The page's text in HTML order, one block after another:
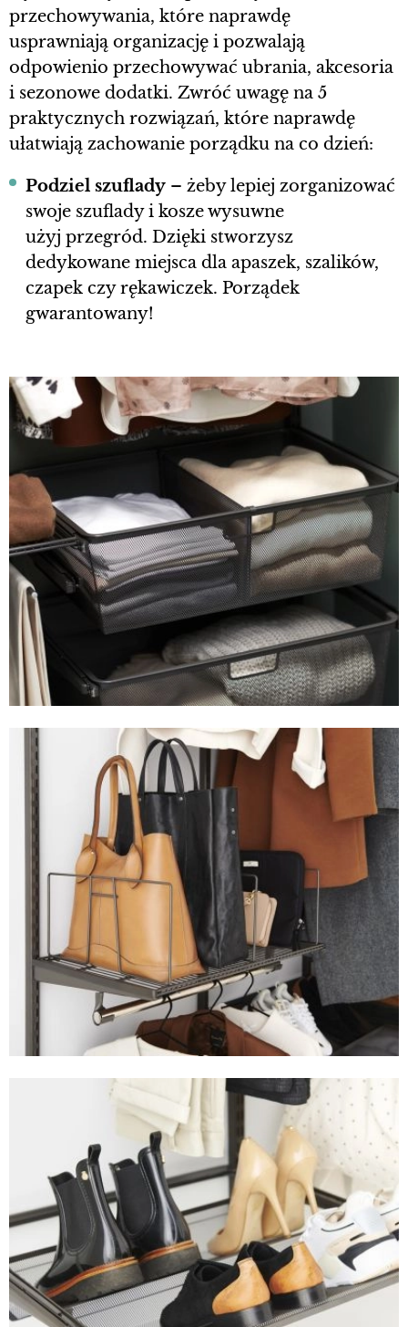
przechowywania, które naprawdę
usprawniają organizację i pozwalają
odpowienio przechowywać ubrania, akcesoria
i sezonowe dodatki. Zwróć uwagę na 5
praktycznych rozwiązań, które naprawdę
ułatwiają zachowanie porządku na co dzień:
Podziel szuflady – żeby lepiej zorganizować
swoje szuflady i kosze wysuwne
użyj przegród. Dzięki stworzysz
dedykowane miejsca dla apaszek, szalików,
czapek czy rękawiczek. Porządek
gwarantowany!